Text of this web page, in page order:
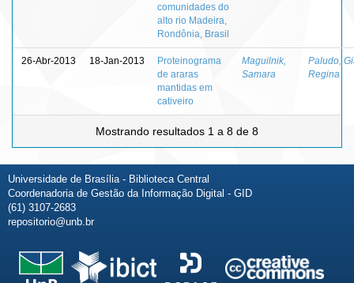
comunidades do
alto rio Madeira,
Rondônia, Brasil
26-Abr-2013 18-Jan-2013
Proteinograma
de araras
mantidas em
cativeiro
Maguilnik,
Samara
Paludo,
Regina
Mostrando resultados 1 a 8 de 8
Universidade de Brasília - Biblioteca Central
Coordenadoria de Gestão da Informação Digital - GID
(61) 3107-2683
repositorio@unb.br